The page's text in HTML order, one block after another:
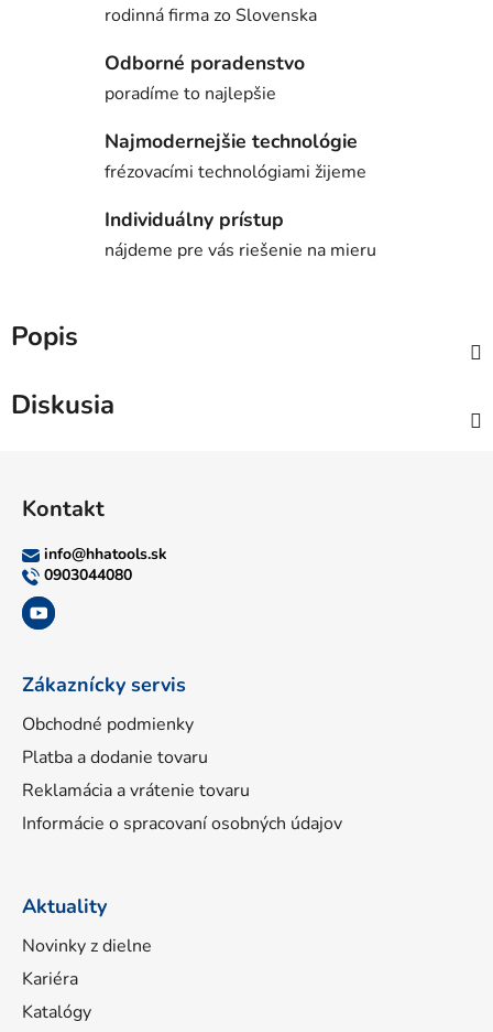
rodinná firma zo Slovenska
Odborné poradenstvo
poradíme to najlepšie
Najmodernejšie technológie
frézovacími technológiami žijeme
Individuálny prístup
nájdeme pre vás riešenie na mieru
Popis
Diskusia
Kontakt
info@hhatools.sk
0903044080
Zákaznícky servis
Obchodné podmienky
Platba a dodanie tovaru
Reklamácia a vrátenie tovaru
Informácie o spracovaní osobných údajov
Aktuality
Novinky z dielne
Kariéra
Katalógy